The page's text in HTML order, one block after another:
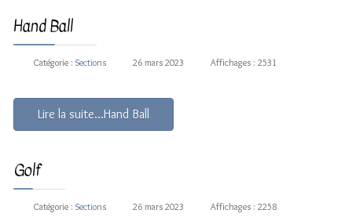
Hand Ball
Catégorie : Sections 26 mars 2023 Affichages : 2531
Lire la suite...Hand Ball
Golf
Catégorie : Sections 26 mars 2023 Affichages : 2258